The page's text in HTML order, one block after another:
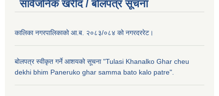
सार्वजनिक खरीद / बाेलपत्र सूचना
कालिका नगरपालिकाको आ.ब. २०८३/०८४ को नगरदररेट।
बोलपत्र स्वीकृत गर्ने आशयको सूचना "Tulasi Khanalko Ghar cheu
dekhi bhim Paneruko ghar samma bato kalo patre".